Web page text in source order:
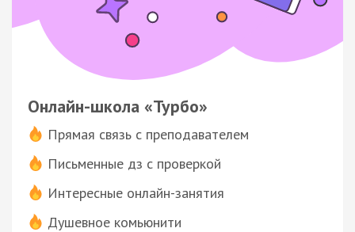
Онлайн-школа «Турбо»
Прямая связь с преподавателем
Письменные дз с проверкой
Интересные онлайн-занятия
Душевное комьюнити